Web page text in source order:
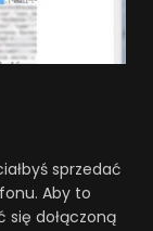
sprzedać
Aby to
się dołączoną